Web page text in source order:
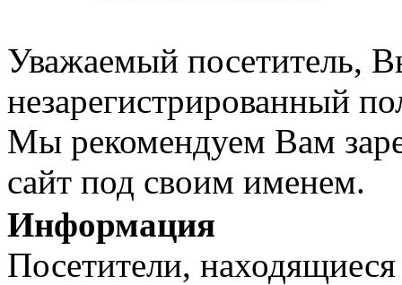
Уважаемый посетитель,
незарегистрированный
Мы рекомендуем Вам
сайт под своим именем.
Информация
Посетители,